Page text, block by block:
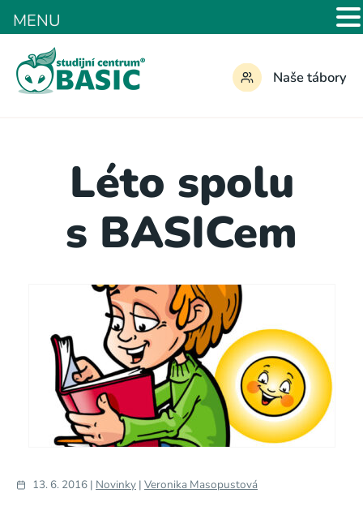
Naše tábory
Léto spolu
s BASICem
13. 6. 2016 | Novinky | Veronika Masopustová
MENU